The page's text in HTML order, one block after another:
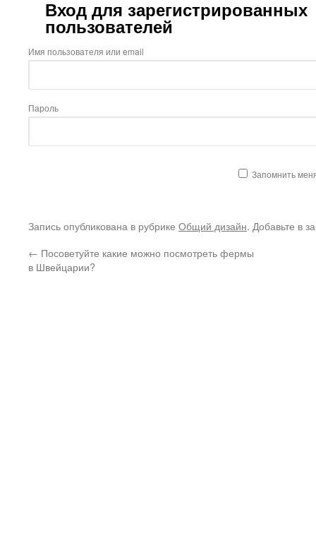
Вход для зарегистрированных
пользователей
Имя пользователя или email
Пароль
Запомнить
Запись опубликована в рубрике Общий дизайн. Добавьте в
← Посоветуйте какие можно посмотреть фермы
в Швейцарии?